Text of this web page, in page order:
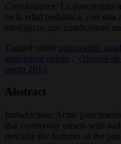
Conclusiones:
La pancreatitis
en la edad pediátrica, con una
etiológicos que condicionan
Tagged under
pancreatitis
abdominal agudo
criterios de
enero 2013
Abstract
Introduction:
Acute
that commonly onsets with
describe the features of the